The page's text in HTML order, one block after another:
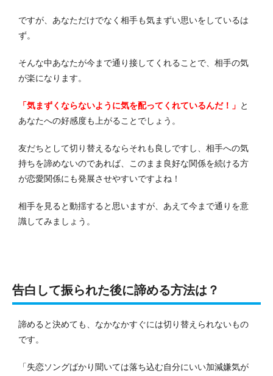
ですが、あなただけでなく相手も気まずい思いをしているは
ず。
そんな中あなたが今まで通り接してくれることで、相手の気
が楽になります。
「気まずくならないように気を配ってくれているんだ！」 と
あなたへの好感度も上がることでしょう。
友だちとして切り替えるならそれも良しですし、相手への気
持ちを諦めないのであれば、このまま良好な関係を続ける方
が恋愛関係にも発展させやすいですよね！
相手を見ると動揺すると思いますが、あえて今まで通りを意
識してみましょう。
告白して振られた後に諦める方法は？
諦めると決めても、なかなかすぐには切り替えられないもの
です。
「失恋ソングばかり聞いては落ち込む自分にいい加減嫌気が